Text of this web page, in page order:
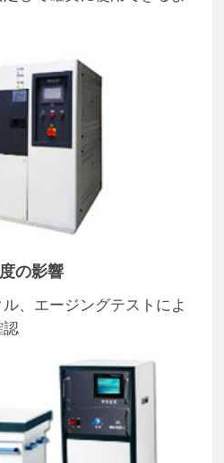
の影響
、エージングテストによ
認